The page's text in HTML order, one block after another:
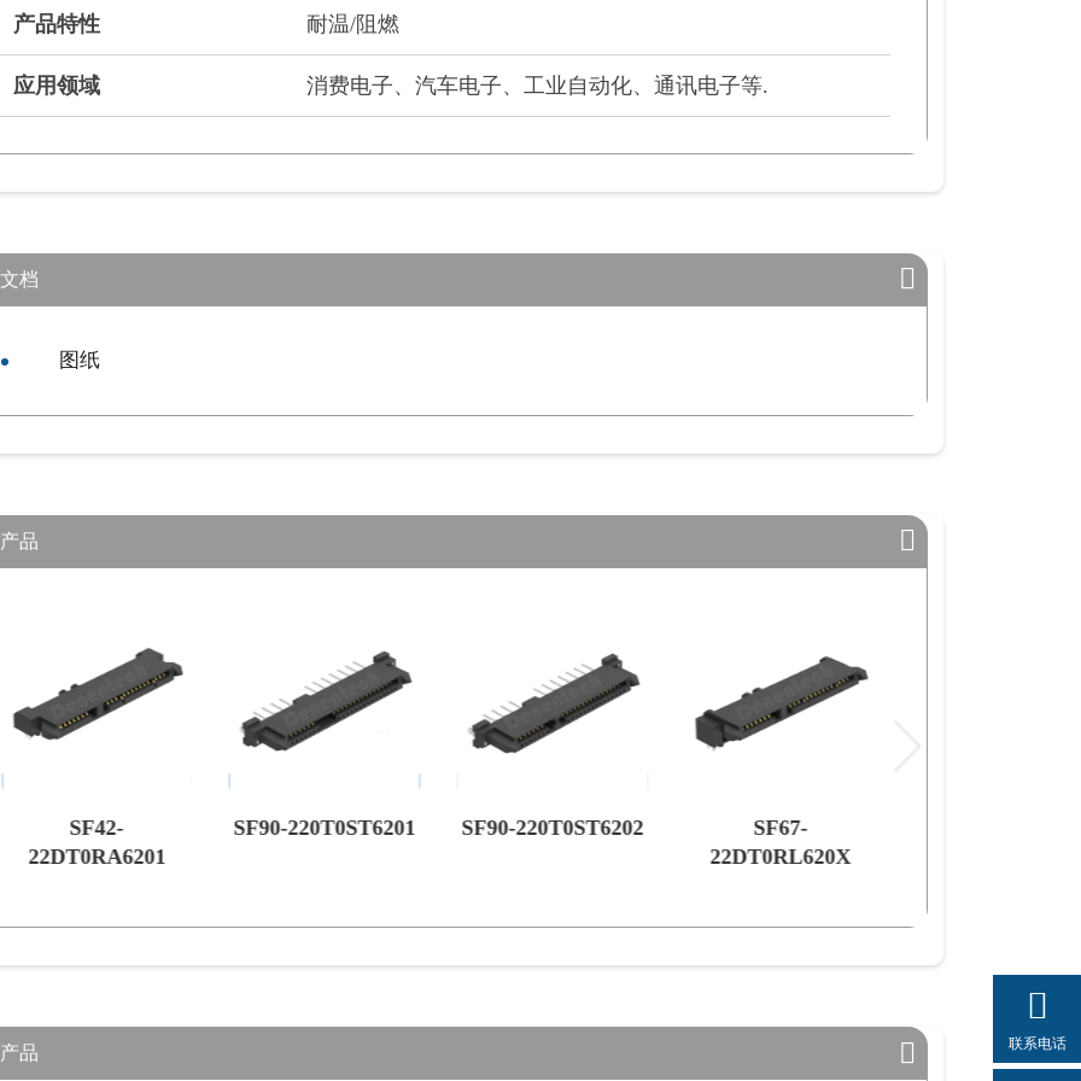
产品特性 耐温/阻燃
应用领域 消费电子、汽车电子、工业自动化、通讯电子等.
档
图纸
品
SF42-
22DT0RA6201
SF90-220T0ST6201 SF90-220T0ST6202
SF67-
22DT0RL620X
品 联系电话